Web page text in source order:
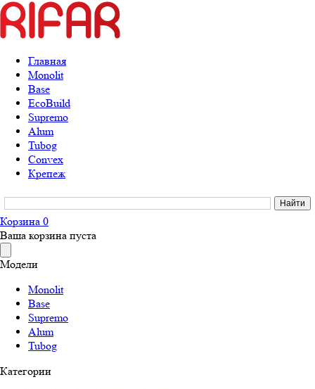
Главная
Monolit
Base
EcoBuild
Supremo
Alum
Tubog
Convex
Крепеж
Корзина 0
Ваша корзина пуста
Модели
Monolit
Base
Supremo
Alum
Tubog
Категории